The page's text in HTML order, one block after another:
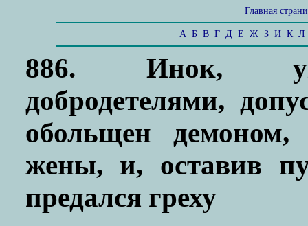
Главная
А Б В Г Д Е Ж З И К Л
886. Инок,
добродетелями,
обольщен
жены, и, оставив
предался греху